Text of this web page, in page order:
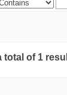
total of 1